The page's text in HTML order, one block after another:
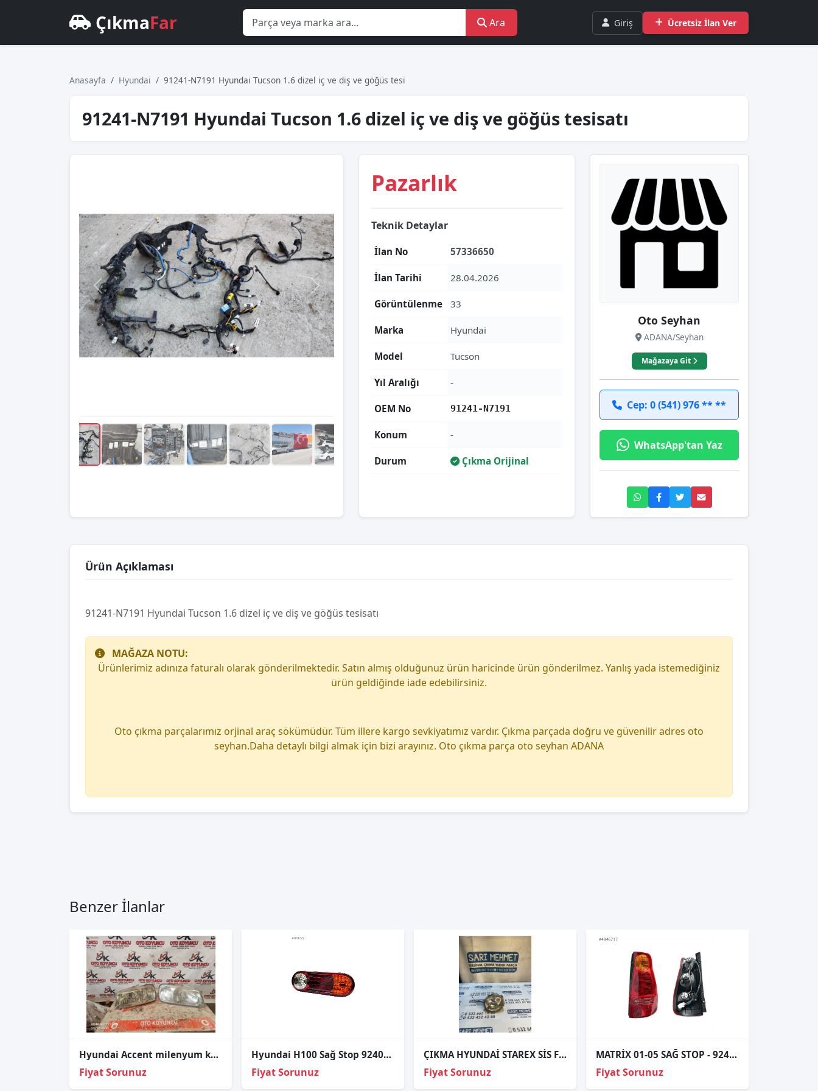
ÇıkmaFar Ara Giriş Ücretsiz İlan Ver
Anasayfa Hyundai 91241-N7191 Hyundai Tucson 1.6 dizel iç ve diş ve göğüs tesi
91241-N7191 Hyundai Tucson 1.6 dizel iç ve diş ve göğüs tesisatı
Pazarlık
Teknik Detaylar
İlan No 57336650
İlan Tarihi 28.04.2026
Görüntülenme 33
Marka Hyundai
Model Tucson
Yıl Aralığı -
OEM No 91241-N7191
Konum -
Durum Çıkma Orijinal
Oto Seyhan
ADANA/Seyhan
Mağazaya Git
Cep: 0 (541) 976 ** **
WhatsApp'tan Yaz
Ürün Açıklaması
91241-N7191 Hyundai Tucson 1.6 dizel iç ve diş ve göğüs tesisatı
MAĞAZA NOTU:
Ürünlerimiz adınıza faturalı olarak gönderilmektedir. Satın almış olduğunuz ürün haricinde ürün gönderilmez. Yanlış yada istemediğiniz
ürün geldiğinde iade edebilirsiniz.
Oto çıkma parçalarımız orjinal araç sökümüdür. Tüm illere kargo sevkiyatımız vardır. Çıkma parçada doğru ve güvenilir adres oto
seyhan.Daha detaylı bilgi almak için bizi arayınız. Oto çıkma parça oto seyhan ADANA
Benzer İlanlar
Hyundai Accent milenyum kasa sağ sol far
Fiyat Sorunuz
Hyundai H100 Sağ Stop 92402-4F000
Fiyat Sorunuz
ÇIKMA HYUNDAİ STAREX SİS FARI
Fiyat Sorunuz
MATRİX 01-05 SAĞ STOP - 92402-17000
Fiyat Sorunuz